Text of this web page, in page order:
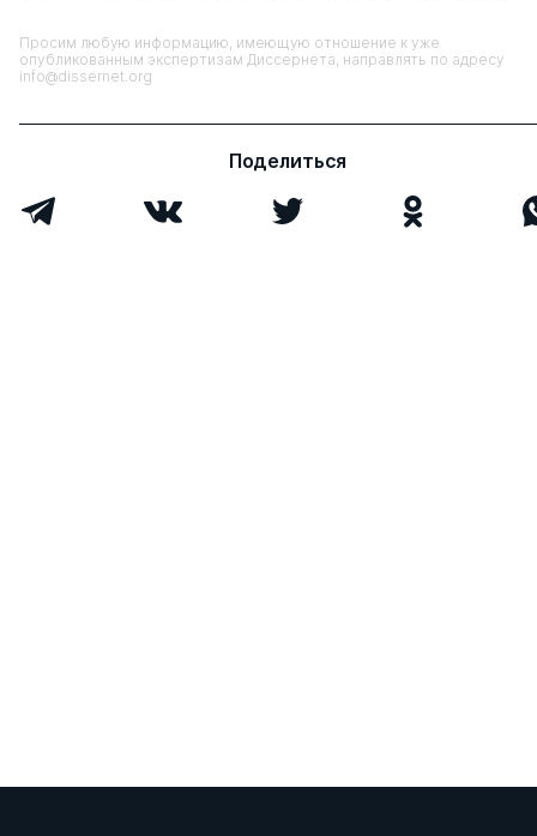
Просим любую информацию, имеющую отношение к уже
опубликованным экспертизам Диссернета, направлять по адресу
info@dissernet.org
Поделиться